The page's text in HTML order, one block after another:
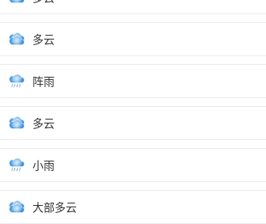
多云
阵雨
多云
小雨
大部多云